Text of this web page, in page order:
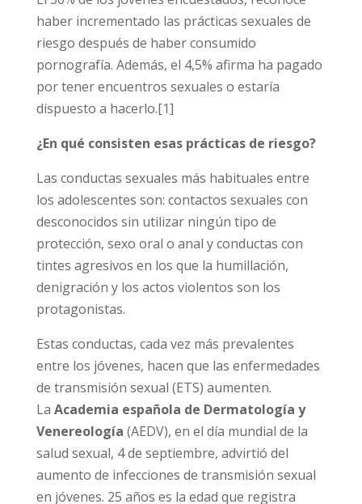
haber incrementado las prácticas sexuales de
riesgo después de haber consumido
pornografía. Además, el 4,5% afirma ha
pagado por tener encuentros sexuales o
estaría dispuesto a hacerlo.
¿En qué consisten esas prácticas de riesgo?
Las conductas sexuales más habituales entre
los adolescentes son: contactos sexuales con
desconocidos sin utilizar ningún tipo de
protección, sexo oral o anal y conductas con
tintes agresivos en los que la humillación,
denigración y los actos violentos son los
protagonistas.
Estas conductas, cada vez más prevalentes
entre los jóvenes, hacen que las
enfermedades de transmisión sexual (ETS)
aumenten. La Academia española de
Dermatología y Venereología(AEDV), en el
día mundial de la salud sexual, 4 de
septiembre, advirtió del aumento de
infecciones de transmisión sexual en jóvenes.
de los datos personales que va a proporcionar. La finalidad del tratamiento es la
gestión del envío de la información solicitada, incluidas las comunicaciones
necesarias. Todo ello con base en el consentimiento expreso e inequívoco del
interesado para tratar, comunicar, ceder y, en su caso, transferir
internacionalmente los datos personales necesarios. El interesado podrá ejercer sus
derechos de protección de datos por escrito, incluida copia de documento oficial
Madrid (España) o al emailinfo@daleunavuelta.org. Más información en la